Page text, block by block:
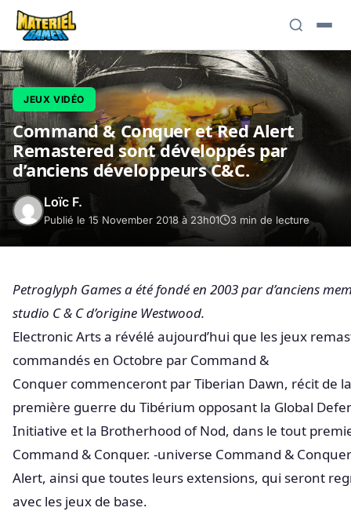
JEUX VIDÉO
Command & Conquer et Red Alert
Remastered sont développés par
d’anciens développeurs C&C.
Loïc F.
Publié le 15 November 2018 à 23h01 3 min de lecture
Petroglyph Games a été fondé en 2003 par d’anciens
studio C & C d’origine Westwood.
Electronic Arts a révélé aujourd’hui que les jeux
commandés en Octobre par Command &
Conquer commenceront par Tiberian Dawn, récit de la
première guerre du Tibérium opposant la Global
Initiative et la Brotherhood of Nod, dans le tout
Command & Conquer. -universe Command &
Alert, ainsi que toutes leurs extensions, qui seront
avec les jeux de base.